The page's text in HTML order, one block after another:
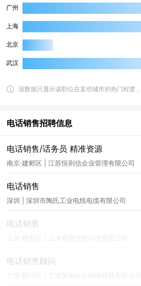
该数据只显示该职位在某些城市的热门程度
电话销售招聘信息
电话销售/话务员 精准资源
南京·建邺区 | 江苏恒则信企业管理有限公司
电话销售
深圳 | 深圳市陶氏工业电线电缆有限公司
电话销售
电话销售顾问